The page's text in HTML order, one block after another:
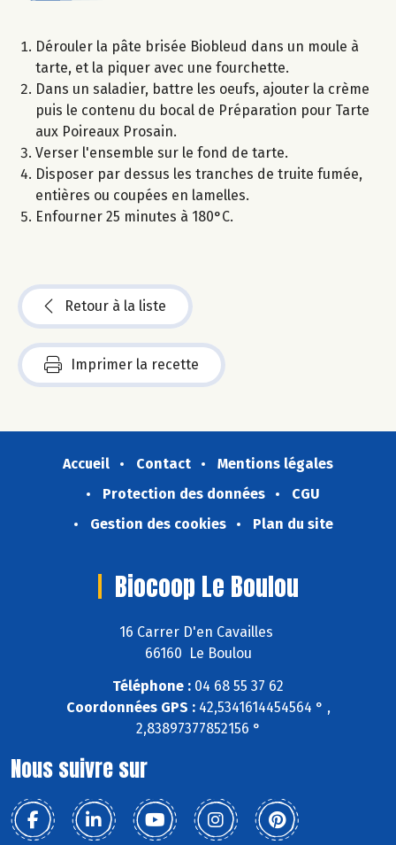
Dérouler la pâte brisée Biobleud dans un moule à
tarte, et la piquer avec une fourchette.
Dans un saladier, battre les oeufs, ajouter la crème
puis le contenu du bocal de Préparation pour Tarte
aux Poireaux Prosain.
Verser l'ensemble sur le fond de tarte.
Disposer par dessus les tranches de truite fumée,
entières ou coupées en lamelles.
Enfourner 25 minutes à 180°C.
Retour à la liste
Imprimer la recette
Accueil Contact
Mentions légales
Protection des données
CGU
Gestion des cookies
Plan du site
Biocoop Le Boulou
16 Carrer D'en Cavailles
66160 Le Boulou
Téléphone : 04 68 55 37 62
Coordonnées GPS :42,5341614454564 ° ,
2,83897377852156 °
Nous suivre sur